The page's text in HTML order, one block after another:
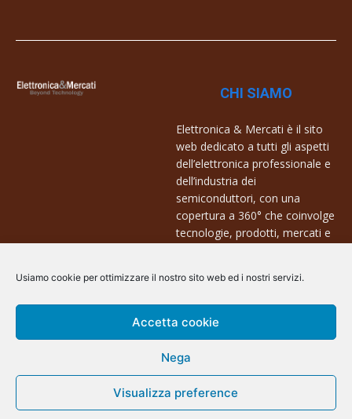
Usiamo cookie per ottimizzare il nostro sito web ed i nostri servizi.
Accetta cookie
Nega
Visualizza preference
CHI SIAMO
Elettronica & Mercati è il sito
web dedicato a tutti gli aspetti
dell’elettronica professionale e
dell’industria dei
semiconduttori, con una
copertura a 360° che coinvolge
tecnologie, prodotti, mercati e
Contatti:
info@arscommunication.it
@ArsCommunication 2023